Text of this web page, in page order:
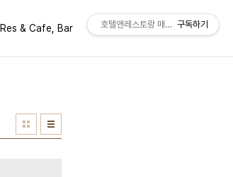
Res & Cafe, Bar Issues & Trend
호텔앤레스토랑 매거진 공식 블로그
구독하기